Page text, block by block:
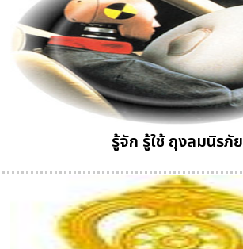
รู้จัก รู้ใช้ ถุงลมนิรภัย